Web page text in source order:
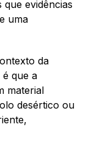
evidências
uma
da
é que a
material
desértico ou